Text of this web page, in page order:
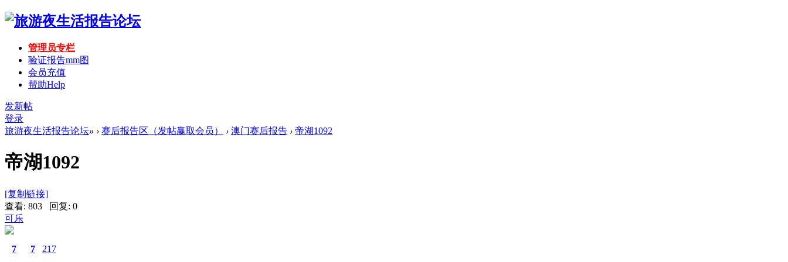
管理员专栏
验证报告mm图
会员充值
帮助Help
发新帖
登录
旅游夜生活报告论坛» › 赛后报告区（发帖赢取会员） › 澳门赛后报告 › 帝湖1092
帝湖1092
[复制链接]
查看: 803 回复: 0
可乐
7 7 217